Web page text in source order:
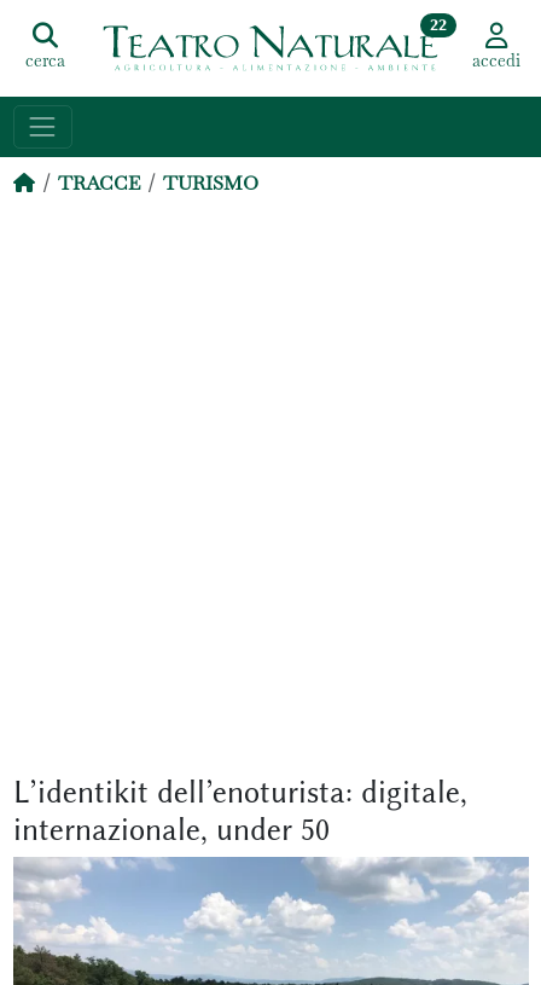
cerca
22
accedi
TRACCE TURISMO
L’identikit dell’enoturista: digitale,
internazionale, under 50